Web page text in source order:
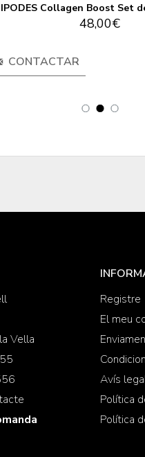
Collagen Boost Set
48,00€
CONTACTAR
Vella
Registre
El meu
Avís
Política
Política